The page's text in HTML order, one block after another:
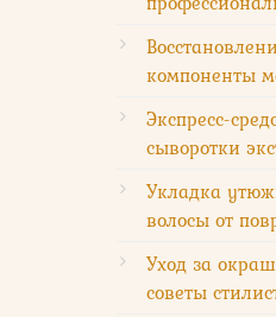
компоненты
Экспресс-
сыворотки
Укладка
волосы от
Уход за
советы